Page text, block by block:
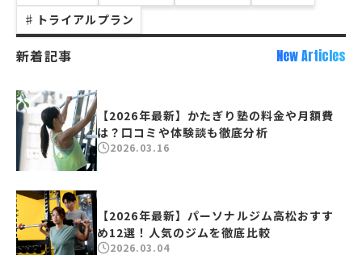
♯ トライアルプラン
新着記事 New Articles
【2026年最新】かたぎり塾の料金や月額費
は？口コミや体験談も徹底分析
2026.03.16
【2026年最新】パーソナルジム高松おすす
め12選！人気のジムを徹底比較
2026.03.04